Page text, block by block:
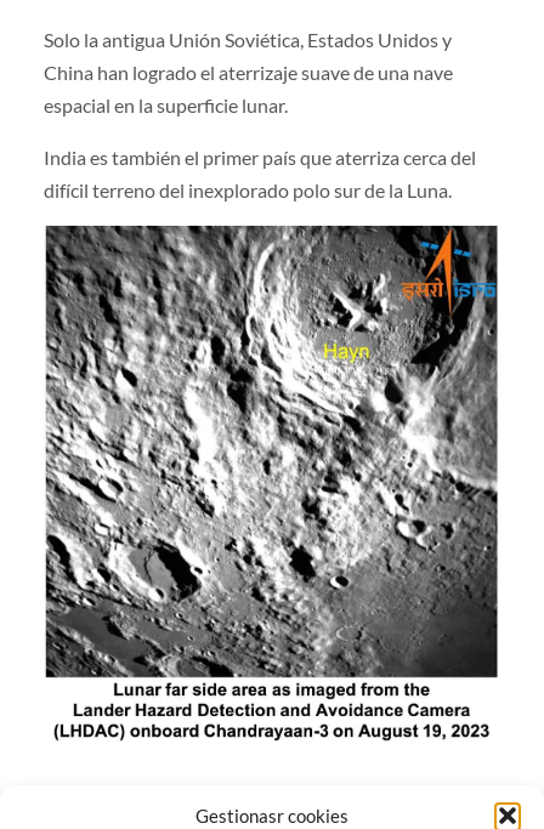
Gestionasr cookies
Solo la antigua Unión Soviética, Estados Unidos y
China han logrado el aterrizaje suave de una nave
espacial en la superficie lunar.
India es también el primer país que aterriza cerca del
difícil terreno del inexplorado polo sur de la Luna.